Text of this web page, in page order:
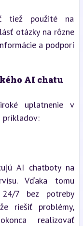
tiež použité na
otázky na rôzne
a podporí
AI chatu
uplatnenie v
príkladov:
AI chatboty na
Vďaka tomu
7 bez potreby
riešiť problémy,
realizovať